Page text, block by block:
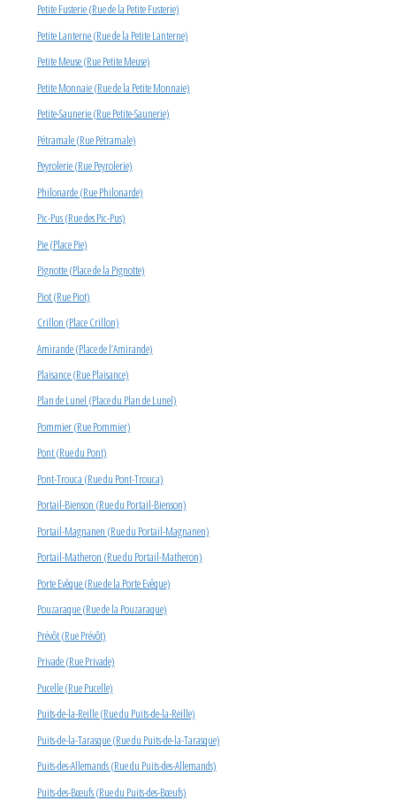
Petite Fusterie (Rue de la Petite Fusterie)
Petite Lanterne (Rue de la Petite Lanterne)
Petite Meuse (Rue Petite Meuse)
Petite Monnaie (Rue de la Petite Monnaie)
Petite-Saunerie (Rue Petite-Saunerie)
Pétramale (Rue Pétramale)
Peyrolerie (Rue Peyrolerie)
Philonarde (Rue Philonarde)
Pic-Pus (Rue des Pic-Pus)
Pie (Place Pie)
Pignotte (Place de la Pignotte)
Piot (Rue Piot)
Crillon (Place Crillon)
Amirande (Place de l’Amirande)
Plaisance (Rue Plaisance)
Plan de Lunel (Place du Plan de Lunel)
Pommier (Rue Pommier)
Pont (Rue du Pont)
Pont-Trouca (Rue du Pont-Trouca)
Portail-Bienson (Rue du Portail-Bienson)
Portail-Magnanen (Rue du Portail-Magnanen)
Portail-Matheron (Rue du Portail-Matheron)
Porte Evêque (Rue de la Porte Evêque)
Pouzaraque (Rue de la Pouzaraque)
Prévôt (Rue Prévôt)
Privade (Rue Privade)
Pucelle (Rue Pucelle)
Puits-de-la-Reille (Rue du Puits-de-la-Reille)
Puits-de-la-Tarasque (Rue du Puits-de-la-Tarasque)
Puits-des-Allemands (Rue du Puits-des-Allemands)
Puits-des-Bœufs (Rue du Puits-des-Bœufs)